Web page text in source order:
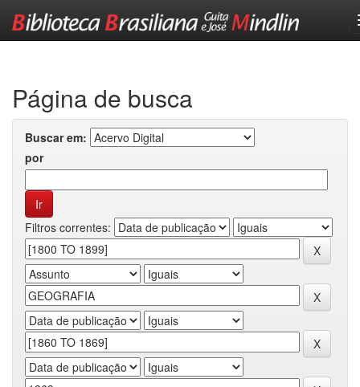
Página de busca
Buscar em:
por
Filtros correntes: